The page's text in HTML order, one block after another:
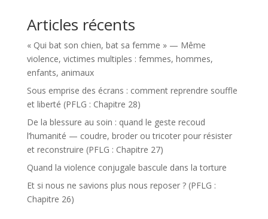
Articles récents
« Qui bat son chien, bat sa femme » — Même
violence, victimes multiples : femmes, hommes,
enfants, animaux
Sous emprise des écrans : comment reprendre souffle
et liberté (PFLG : Chapitre 28)
De la blessure au soin : quand le geste recoud
l’humanité — coudre, broder ou tricoter pour résister
et reconstruire (PFLG : Chapitre 27)
Quand la violence conjugale bascule dans la torture
Et si nous ne savions plus nous reposer ? (PFLG :
Chapitre 26)